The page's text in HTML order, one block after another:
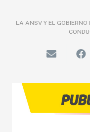
LA ANSV Y EL